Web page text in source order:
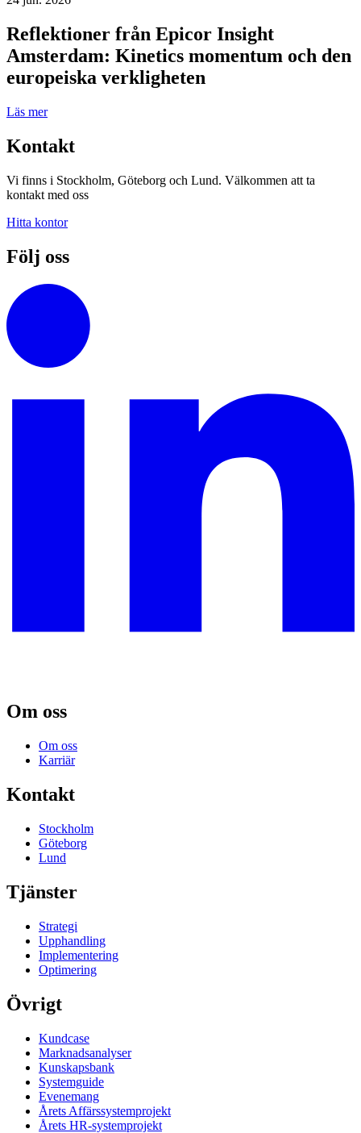
Reflektioner från Epicor Insight
Amsterdam: Kinetics momentum och den
europeiska verkligheten
Läs mer
Kontakt
Vi finns i Stockholm, Göteborg och Lund. Välkommen att ta
kontakt med oss
Hitta kontor
Följ oss
Om oss
Om oss
Karriär
Kontakt
Stockholm
Göteborg
Lund
Tjänster
Strategi
Upphandling
Implementering
Optimering
Övrigt
Kundcase
Marknadsanalyser
Kunskapsbank
Systemguide
Evenemang
Årets Affärssystemprojekt
Årets HR-systemprojekt